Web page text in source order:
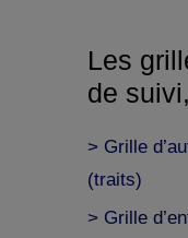
Les
de
> Grille
(traits)
> Grille